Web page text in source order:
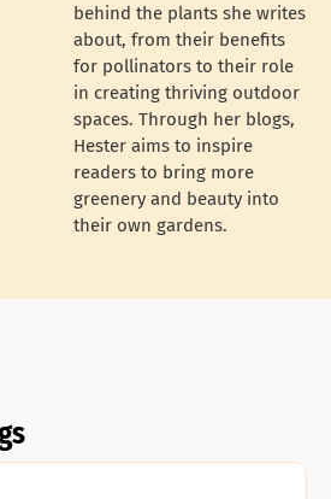
behind the plants she writes
about, from their benefits
for pollinators to their role
in creating thriving outdoor
spaces. Through her blogs,
Hester aims to inspire
readers to bring more
greenery and beauty into
their own gardens.